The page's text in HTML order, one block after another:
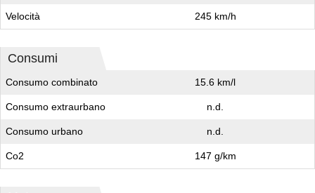
Velocità 245 km/h
Consumi
Consumo combinato 15.6 km/l
Consumo extraurbano n.d.
Consumo urbano n.d.
Co2 147 g/km